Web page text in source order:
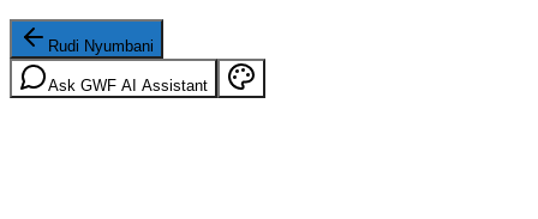
Rudi Nyumbani
Ask GWF AI Assistant